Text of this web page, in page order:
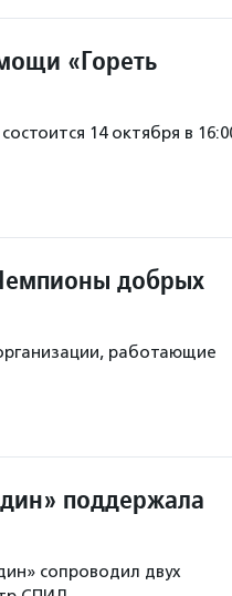
«Гореть
14 октября в
добрых
работающие
поддержала
сопроводил двух